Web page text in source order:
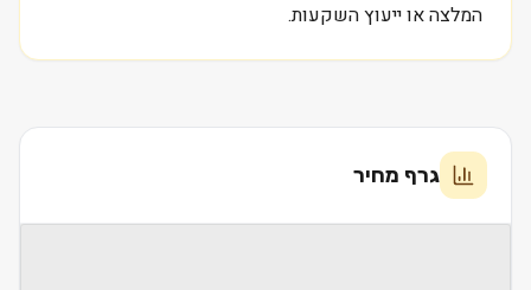
המלצה או ייעוץ השקעות.
גרף מחיר